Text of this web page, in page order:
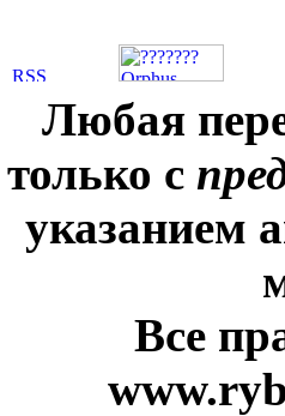
Любая
только с
указанием
Все